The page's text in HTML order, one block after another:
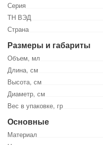
Серия
ТН ВЭД
Страна
Размеры и габариты
Объем, мл
Длина, см
Высота, см
Диаметр, см
Вес в упаковке, гр
Основные
Материал